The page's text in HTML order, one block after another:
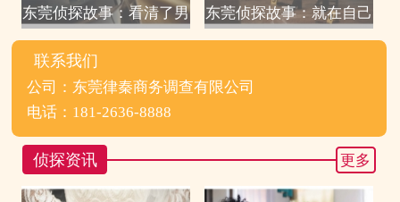
东莞侦探故事：看清了男 东莞侦探故事：就在自己
联系我们
公司：东莞律秦商务调查有限公司
电话：181-2636-8888
侦探资讯 更多